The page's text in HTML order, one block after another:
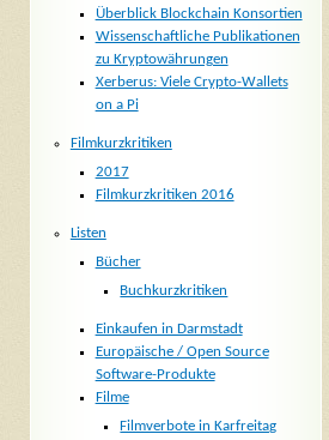
Überblick Blockchain Konsortien
Wissenschaftliche Publikationen
zu Kryptowährungen
Xerberus: Viele Crypto-Wallets
on a Pi
Filmkurzkritiken
2017
Filmkurzkritiken 2016
Listen
Bücher
Buchkurzkritiken
Einkaufen in Darmstadt
Europäische / Open Source
Software-Produkte
Filme
Filmverbote in Karfreitag